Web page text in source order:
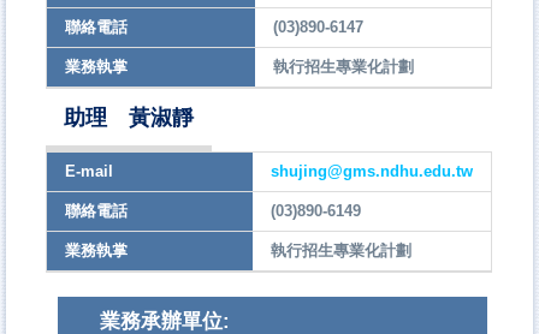
聯絡電話 (03)890-6147
業務執掌 執行招生專業化計劃
助理 黃淑靜
E-mail shujing@gms.ndhu.edu.tw
聯絡電話 (03)890-6149
業務執掌 執行招生專業化計劃
業務承辦單位: